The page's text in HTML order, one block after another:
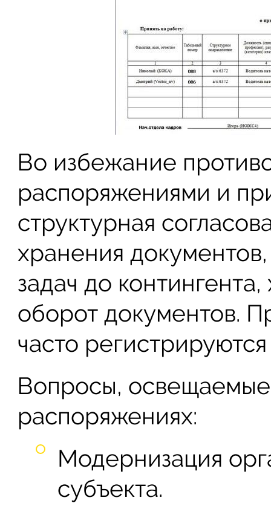
Во избежание
распоряжениями и
структурная
хранения
задач до
оборот документов.
часто
Вопросы, освещаемые
распоряжениях:
Модернизация
субъекта.